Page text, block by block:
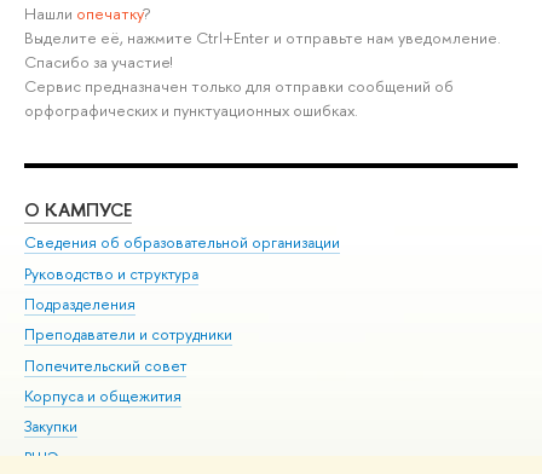
Нашли опечатку?
Выделите её, нажмите Ctrl+Enter и отправьте нам уведомление.
Спасибо за участие!
Сервис предназначен только для отправки сообщений об
орфографических и пунктуационных ошибках.
О КАМПУСЕ
Сведения об образовательной организации
Руководство и структура
Подразделения
Преподаватели и сотрудники
Попечительский совет
Корпуса и общежития
Закупки
ВШЭ для студентов с ограниченными возможностями